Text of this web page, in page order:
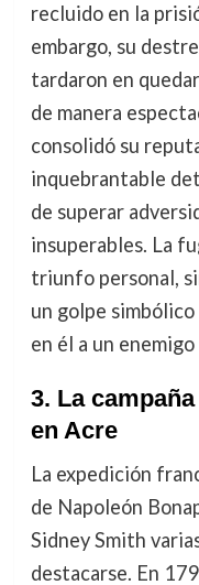
recluido en la
embargo, su
tardaron en
de manera
consolidó su
inquebrantable
de superar
insuperables. La
triunfo personal,
un golpe
en él a un
3. La
en Acre
La expedición
de Napoleón
Sidney Smith
destacarse. En